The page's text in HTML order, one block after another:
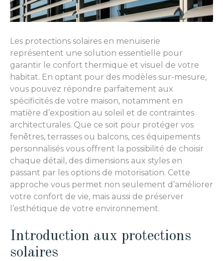
Les protections solaires en menuiserie
représentent une solution essentielle pour
garantir le confort thermique et visuel de votre
habitat. En optant pour des modèles sur-mesure,
vous pouvez répondre parfaitement aux
spécificités de votre maison, notamment en
matière d’exposition au soleil et de contraintes
architecturales. Que ce soit pour protéger vos
fenêtres, terrasses ou balcons, ces équipements
personnalisés vous offrent la possibilité de choisir
chaque détail, des dimensions aux styles en
passant par les options de motorisation. Cette
approche vous permet non seulement d’améliorer
votre confort de vie, mais aussi de préserver
l’esthétique de votre environnement.
Introduction aux protections
solaires